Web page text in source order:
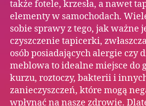
także fotele, krzesła, a nawet
elementy w samochodach.
sobie sprawy z tego, jak ważne
czyszczenie tapicerki,
osób posiadających alergie czy
meblowa to idealne miejsce do
kurzu, roztoczy, bakterii i
zanieczyszczeń, które mogą
wpłynąć na nasze zdrowie.